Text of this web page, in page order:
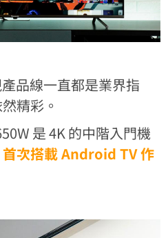
品線一直都是業界指
精彩。
是 4K 的中階入門機
次搭載 Android TV 作